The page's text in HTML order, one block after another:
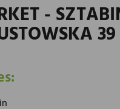
-